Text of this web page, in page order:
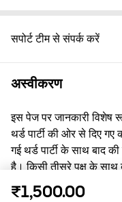
सपोर्ट टीम से संपर्क करें
अस्वीकरण
इस पेज पर जानकारी विशेष
थर्ड पार्टी की ओर से दिए
गई थर्ड पार्टी के साथ बाद
है। किसी तीसरे पक्ष के
समझौता करते हैं, जिसमें
₹1,500.00